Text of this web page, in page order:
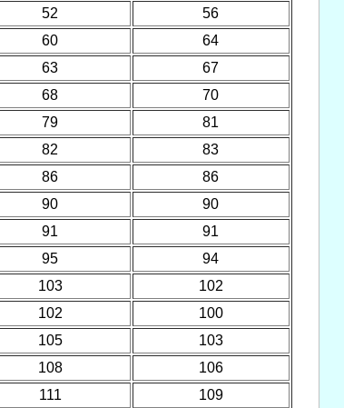
52
56
60
64
63
67
68
70
79
81
82
83
86
86
90
90
91
91
95
94
103
102
102
100
105
103
108
106
111
109